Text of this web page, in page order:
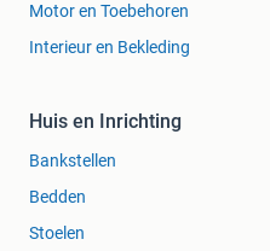
Motor en Toebehoren
Interieur en Bekleding
Huis en Inrichting
Bankstellen
Bedden
Stoelen